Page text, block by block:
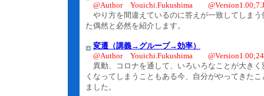
@Author Youichi.Fukushima
やり方を間違えているのに答えが一致してしま
た偶然と必然を紹介します。
変遷（講義→グループ→効率）
@Author Youichi.Fukushima
異動、コロナを通して、いろいろなことが大き
くなってしまうこともある今、自分がやってきた
ました。